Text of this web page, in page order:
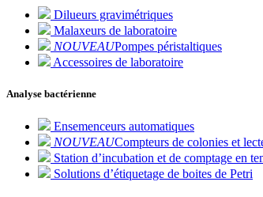
Dilueurs gravimétriques
Malaxeurs de laboratoire
NOUVEAUPompes péristaltiques
Accessoires de laboratoire
Analyse bactérienne
Ensemenceurs automatiques
NOUVEAUCompteurs de colonies et
Station d’incubation et de comptage en
Solutions d’étiquetage de boites de Petri